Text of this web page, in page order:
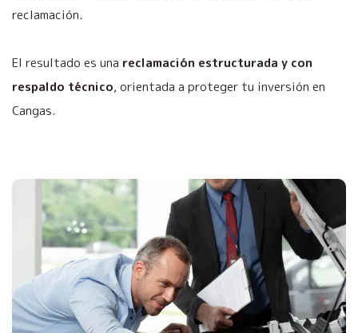
reclamación.
El resultado es una reclamación estructurada y con
respaldo técnico, orientada a proteger tu inversión en
Cangas.